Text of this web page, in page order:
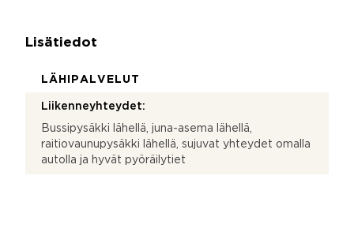
Lisätiedot
LÄHIPALVELUT
Liikenneyhteydet:
Bussipysäkki lähellä, juna-asema lähellä,
raitiovaunupysäkki lähellä, sujuvat yhteydet omalla
autolla ja hyvät pyöräilytiet